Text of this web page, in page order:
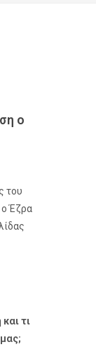
ο
του
ο Έζρα
τι